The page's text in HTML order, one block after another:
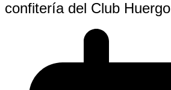
confitería del Club Huergo